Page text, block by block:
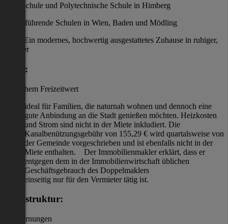
Mittelschule und Polytechnische Schule in Himberg
Weiterführende Schulen in Wien, Baden und Mödling
Fazit: Ein modernes, hochwertig ausgestattetes Zuhause in ruhiger,
sicherer
Lage:
mit hohem Freizeitwert
ideal für Familien, die naturnah wohnen und dennoch eine
gute Anbindung an die Stadt genießen möchten. Heizkosten
und Strom sind nicht in der Miete inkludiert. Die
Kanalbenützungsgebühr von 155,29 € wird quartalsweise von
der Gemeinde vorgeschrieben und ist ebenfalls nicht in der
Miete enthalten. Der Immobilienmakler erklärt, dass er
entgegen dem in der Immobilienwirtschaft üblichen
Geschäftsgebrauch des Doppelmaklers
einseitig nur für den Vermieter tätig ist.
Infrastruktur:
/ Entfernungen